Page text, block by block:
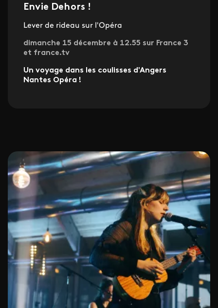
Envie Dehors !
Lever de rideau sur l'Opéra
dimanche 15 décembre à 12.55 sur France 3
et france.tv
Un voyage dans les coulisses d'Angers
Nantes Opéra !